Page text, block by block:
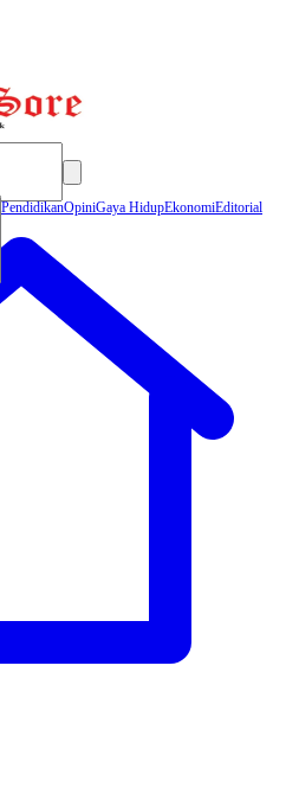
PendidikanOpiniGaya HidupEkonomiEditorial